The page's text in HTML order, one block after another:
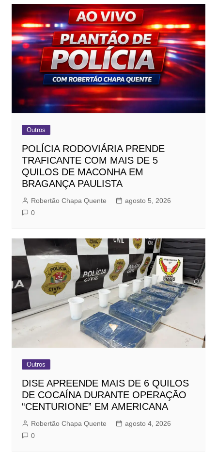
Outros
POLÍCIA RODOVIÁRIA PRENDE
TRAFICANTE COM MAIS DE 5
QUILOS DE MACONHA EM
BRAGANÇA PAULISTA
Robertão Chapa Quente
agosto 5, 2026
0
Outros
DISE APREENDE MAIS DE 6 QUILOS
DE COCAÍNA DURANTE OPERAÇÃO
“CENTURIONE” EM AMERICANA
Robertão Chapa Quente
agosto 4, 2026
0